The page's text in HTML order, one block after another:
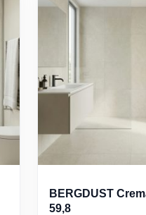
BERGDUST
59,8